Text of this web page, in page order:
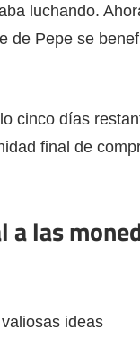
luchando.
de Pepe se
cinco días
final de
a las
ideas